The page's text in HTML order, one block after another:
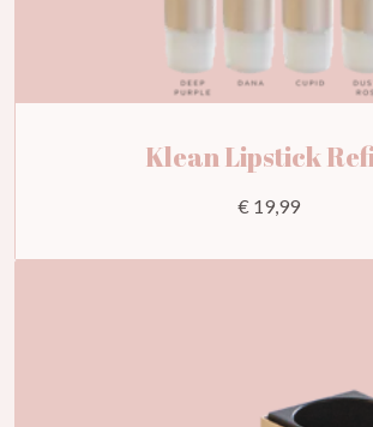
Klean Lipstick
€ 19,99